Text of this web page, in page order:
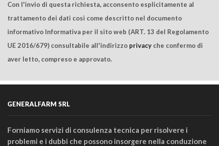
Con l'invio di questa richiesta, acconsento esplicitamente al
trattamento dei dati così come descritto nel documento
informativo Informativa per il sito web (ART. 13 del Regolamento
UE 2016/679) consultabile all'indirizzo privacy che confermo di
aver letto, compreso e approvato.
GENERALFARM SRL
Forniamo servizi di consulenza tecnica per risolvere i
problemi e i dubbi che possono insorgere nella conduzione